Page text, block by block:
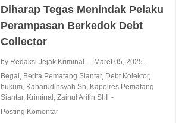
Diharap Tegas Menindak Pelaku
Perampasan Berkedok Debt
Collector
by Redaksi Jejak Kriminal
Maret 05, 2025
Begal Berita Pematang Siantar, Debt Kolektor,
hukum, Kaharudinsyah Sh Kapolres Pematang
Siantar, Kriminal Zainul Arifin ShI
Posting Komentar